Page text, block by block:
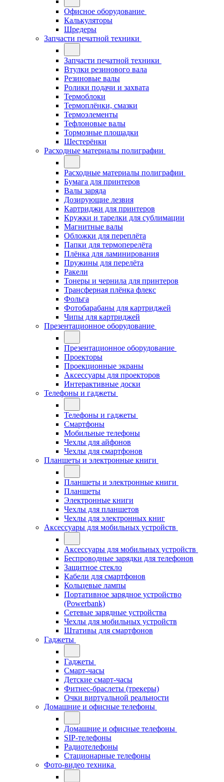
Офисное оборудование
Калькуляторы
Шредеры
Запчасти печатной техники
Запчасти печатной техники
Втулки резинового вала
Резиновые валы
Ролики подачи и захвата
Термоблоки
Термоплёнки, смазки
Термоэлементы
Тефлоновые валы
Тормозные площадки
Шестерёнки
Расходные материалы полиграфии
Расходные материалы полиграфии
Бумага для принтеров
Валы заряда
Дозирующие лезвия
Картриджи для принтеров
Кружки и тарелки для сублимации
Магнитные валы
Обложки для переплёта
Папки для термоперелёта
Плёнка для ламинирования
Пружины для перелёта
Ракели
Тонеры и чернила для принтеров
Трансферная плёнка флекс
Фольга
Фотобарабаны для картриджей
Чипы для картриджей
Презентационное оборудование
Презентационное оборудование
Проекторы
Проекционные экраны
Аксессуары для проекторов
Интерактивные доски
Телефоны и гаджеты
Телефоны и гаджеты
Смартфоны
Мобильные телефоны
Чехлы для айфонов
Чехлы для смартфонов
Планшеты и электронные книги
Планшеты и электронные книги
Планшеты
Электронные книги
Чехлы для планшетов
Чехлы для электронных книг
Аксессуары для мобильных устройств
Аксессуары для мобильных устройств
Беспроводные зарядки для телефонов
Защитное стекло
Кабели для смартфонов
Кольцевые лампы
Портативное зарядное устройство
(Powerbank)
Сетевые зарядные устройства
Чехлы для мобильных устройств
Штативы для смартфонов
Гаджеты
Гаджеты
Смарт-часы
Детские смарт-часы
Фитнес-браслеты (трекеры)
Очки виртуальной реальности
Домашние и офисные телефоны
Домашние и офисные телефоны
SIP-телефоны
Радиотелефоны
Стационарные телефоны
Фото-видео техника